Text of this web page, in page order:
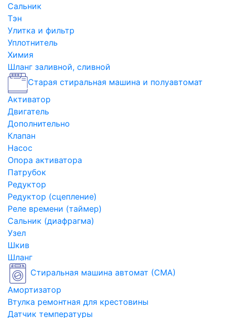
Сальник
Тэн
Улитка и фильтр
Уплотнитель
Химия
Шланг заливной, сливной
Старая стиральная машина и полуавтомат
Активатор
Двигатель
Дополнительно
Клапан
Насос
Опора активатора
Патрубок
Редуктор
Редуктор (сцепление)
Реле времени (таймер)
Сальник (диафрагма)
Узел
Шкив
Шланг
Стиральная машина автомат (СМА)
Амортизатор
Втулка ремонтная для крестовины
Датчик температуры